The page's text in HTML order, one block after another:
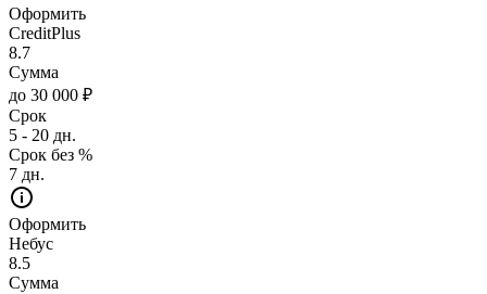
Оформить
CreditPlus
8.7
Сумма
до 30 000 ₽
Срок
5 - 20 дн.
Срок без %
7 дн.
Оформить
Небус
8.5
Сумма